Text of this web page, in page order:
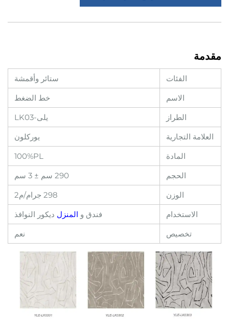
مقدمة
الفئات
ستائر وأقمشة
الاسم
خط الضغط
الطراز
يلى-LK03
العلامة التجارية
يوركلون
المادة
100%PL
الحجم
290 سم ± 3 سم
الوزن
298 جرام/م2
الاستخدام
فندق و المنزل ديكور النوافذ
تخصيص
نعم